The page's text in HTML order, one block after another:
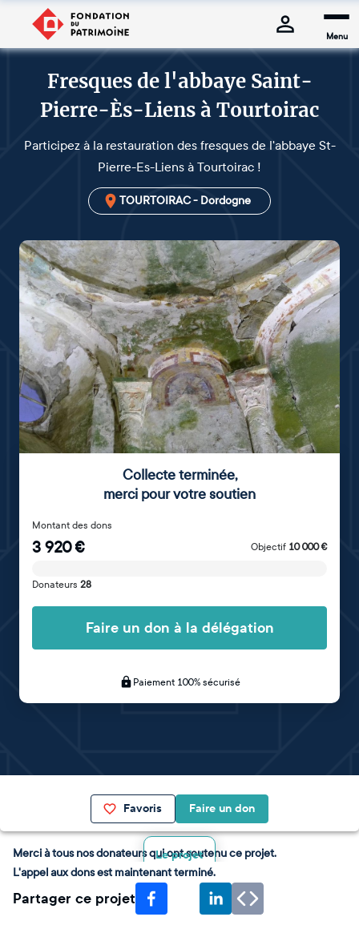
Menu
Fresques de l'abbaye Saint-
Pierre-Ès-Liens à Tourtoirac
Participez à la restauration des fresques de l'abbaye St-
Pierre-Es-Liens à Tourtoirac !
TOURTOIRAC - Dordogne
Collecte terminée,
merci pour votre soutien
Montant des dons
3 920€ Objectif 10 000€
Donateurs 28
Faire un don à la délégation
Paiement 100% sécurisé
Favoris Faire un don
Le projet
Merci à tous nos donateurs qui ont soutenu ce projet.
L'appel aux dons est maintenant terminé.
Partager ce projet